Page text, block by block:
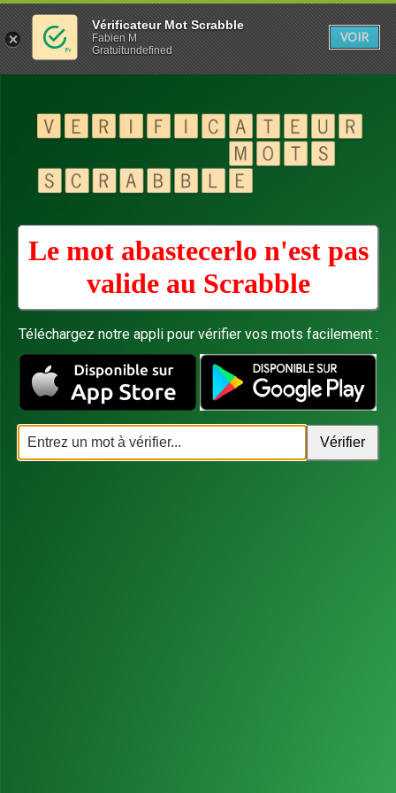
Le mot abastecerlo n'est pas
valide au Scrabble
Téléchargez notre appli pour vérifier vos mots facilement :
Vérificateur Mot Scrabble
Fabien M
Gratuitundefined
VOIR